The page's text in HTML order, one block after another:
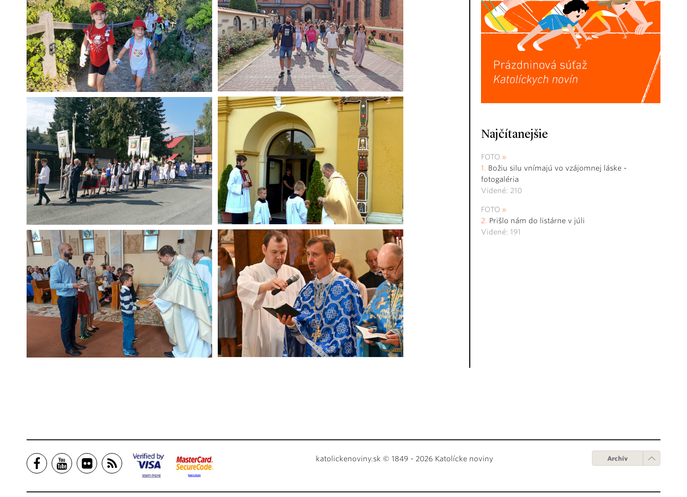
Najčítanejšie
FOTO
Božiu silu vnímajú vo vzájomnej láske -
fotogaléria
Videné: 210
FOTO
Prišlo nám do listárne v júli
Videné: 191
katolickenoviny.sk © 1849 - 2026 Katolícke noviny Archív